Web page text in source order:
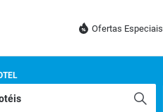
Ofertas Especiais